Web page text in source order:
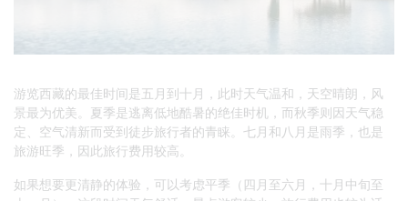
游览西藏的最佳时间是五月到十月，此时天气温和，天空晴朗，风
景最为优美。夏季是逃离低地酷暑的绝佳时机，而秋季则因天气稳
定、空气清新而受到徒步旅行者的青睐。七月和八月是雨季，也是
旅游旺季，因此旅行费用较高。
如果想要更清静的体验，可以考虑平季（四月至六月，十月中旬至